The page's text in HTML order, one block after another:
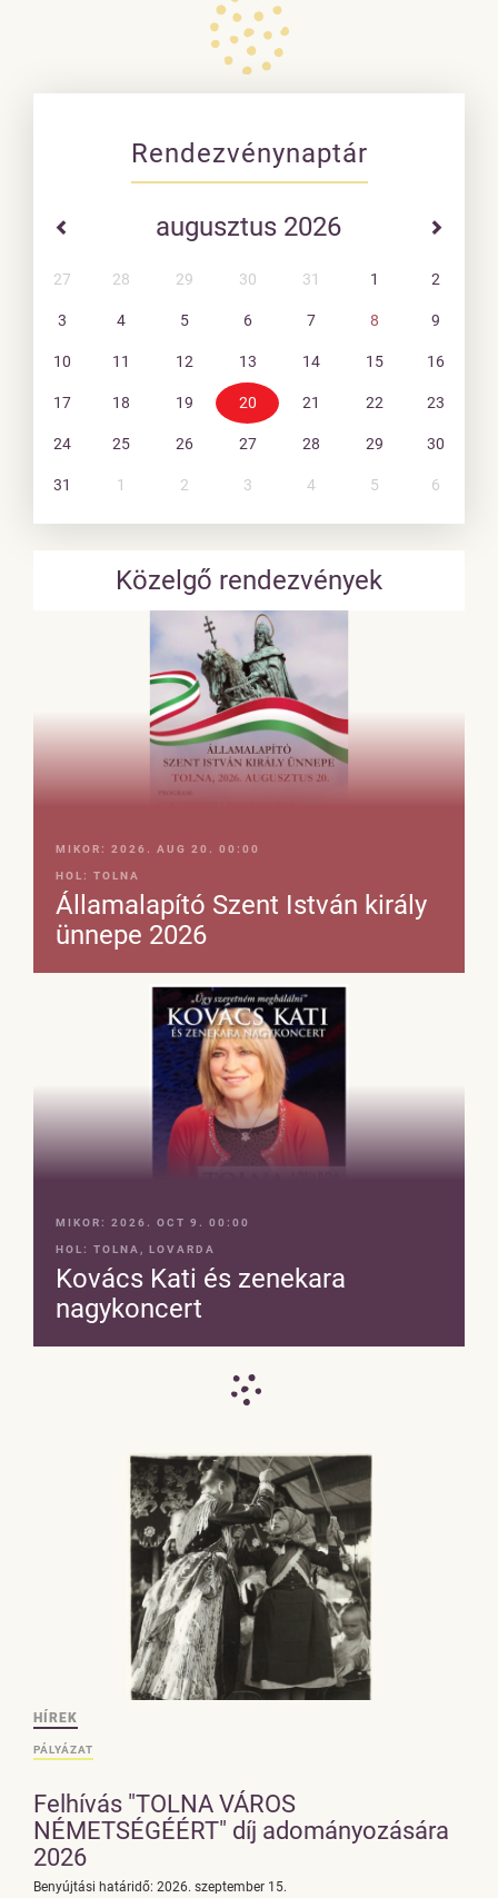
Rendezvénynaptár
augusztus 2026
27 28 29 30 31 1 2
3 4 5 6 7 8 9
10 11 12 13 14 15 16
17 18 19 20 21 22 23
24 25 26 27 28 29 30
31 1 2 3 4 5 6
Közelgő rendezvények
MIKOR: 2026. AUG 20. 00:00
HOL: TOLNA
Államalapító Szent István király
ünnepe 2026
MIKOR: 2026. OCT 9. 00:00
HOL: TOLNA, LOVARDA
Kovács Kati és zenekara
nagykoncert
HÍREK
PÁLYÁZAT
Felhívás "TOLNA VÁROS
NÉMETSÉGÉÉRT" díj adományozására
2026
Benyújtási határidő: 2026. szeptember 15.